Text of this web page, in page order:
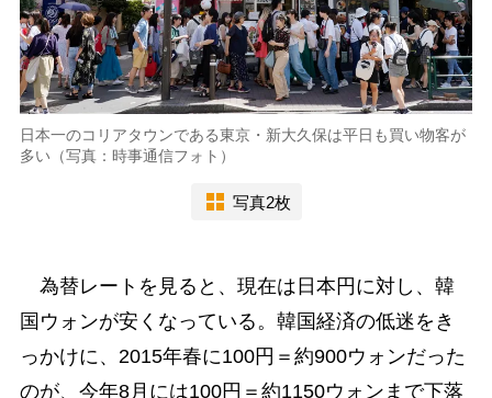
日本一のコリアタウンである東京・新大久保は平日も買い物客が
多い（写真：時事通信フォト）
写真2枚
為替レートを見ると、現在は日本円に対し、韓
国ウォンが安くなっている。韓国経済の低迷をき
っかけに、2015年春に100円＝約900ウォンだった
のが、今年8月には100円＝約1150ウォンまで下落